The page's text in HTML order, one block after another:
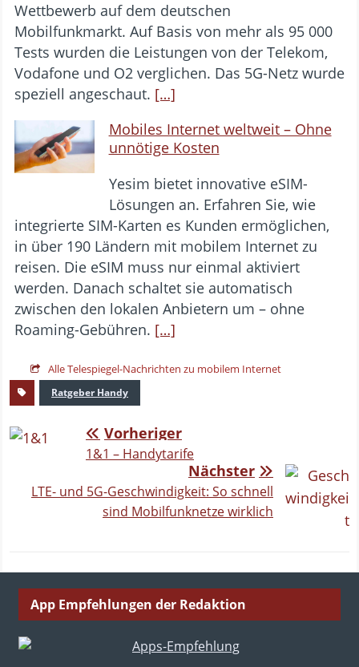
Wettbewerb auf dem deutschen
Mobilfunkmarkt. Auf Basis von mehr als 95 000
Tests wurden die Leistungen von der Telekom,
Vodafone und O2 verglichen. Das 5G-Netz wurde
speziell angeschaut. […]
Mobiles Internet weltweit – Ohne
unnötige Kosten
Yesim bietet innovative eSIM-
Lösungen an. Erfahren Sie, wie
integrierte SIM-Karten es Kunden ermöglichen,
in über 190 Ländern mit mobilem Internet zu
reisen. Die eSIM muss nur einmal aktiviert
werden. Danach schaltet sie automatisch
zwischen den lokalen Anbietern um – ohne
Roaming-Gebühren. […]
Alle Telespiegel-Nachrichten zu mobilem Internet
Ratgeber Handy
Vorheriger
1&1 – Handytarife
Nächster
LTE- und 5G-Geschwindigkeit: So schnell
sind Mobilfunknetze wirklich
App Empfehlungen der Redaktion